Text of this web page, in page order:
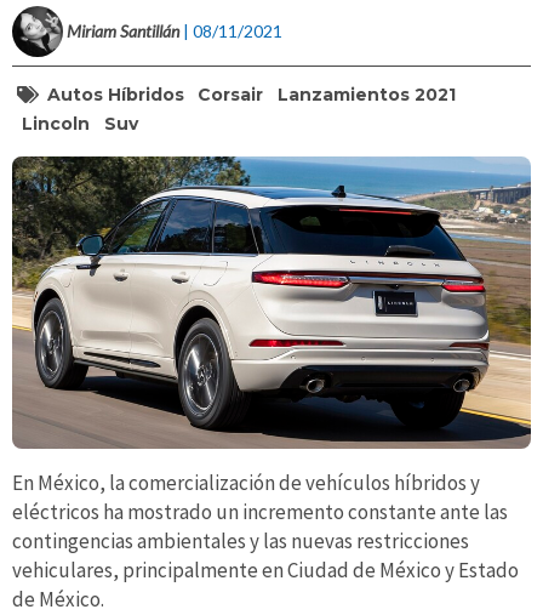
Miriam Santillán | 08/11/2021
Autos Híbridos Corsair
Lanzamientos 2021
Lincoln
Suv
En México, la comercialización de vehículos híbridos y
eléctricos ha mostrado un incremento constante ante las
contingencias ambientales y las nuevas restricciones
vehiculares, principalmente en Ciudad de México y Estado
de México.